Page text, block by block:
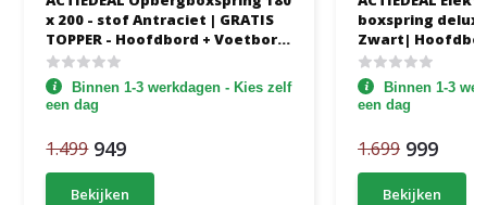
x 200 - stof Antraciet | GRATIS
TOPPER - Hoofdbord + Voetbord
Seattle (stik+knopen) + Stevige
pocketmatrassen 500 m2
Binnen 1-3 werkdagen - Kies zelf
een dag
1.499 949
Bekijken
boxspring delux 180 x 200 - stof
Zwart|
Groot Matras
Binnen 1-3
een dag
1.699 999
Bekijken